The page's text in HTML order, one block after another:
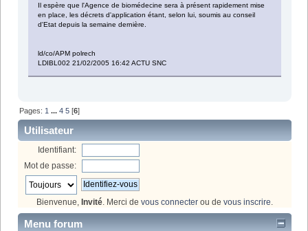
Il espère que l'Agence de biomédecine sera à présent rapidement mise
en place, les décrets d'application étant, selon lui, soumis au conseil
d'Etat depuis la semaine dernière.
ld/co/APM polrech
LDIBL002 21/02/2005 16:42 ACTU SNC
Pages: 1 ...4 5 [6]
Utilisateur
Identifiant:
Mot de passe:
Bienvenue, Invité . Merci de vous connecter ou de vous inscrire
Menu forum